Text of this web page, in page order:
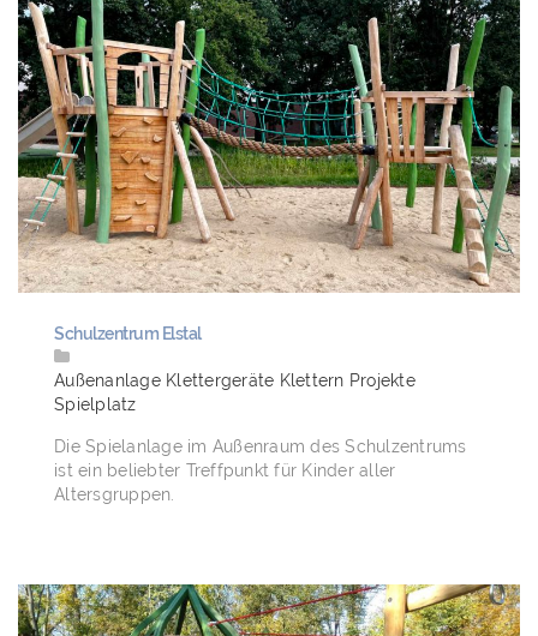
Schulzentrum Elstal
Außenanlage Klettergeräte Klettern Projekte
Spielplatz
Die Spielanlage im Außenraum des Schulzentrums
ist ein beliebter Treffpunkt für Kinder aller
Altersgruppen.